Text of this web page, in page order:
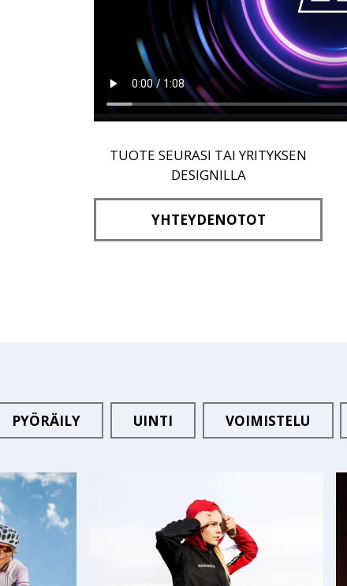
TUOTE SEURASI TAI YRITYKSEN
DESIGNILLA
YHTEYDENOTOT
PYÖRÄILY UINTI VOIMISTELU